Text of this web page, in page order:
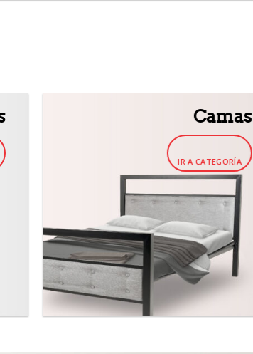
Camas
IR A CATEGORÍA